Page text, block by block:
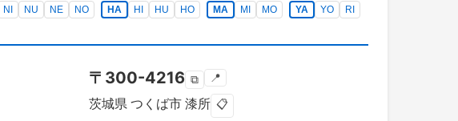
NI NU NE NO HA HI HU HO MA MI MO YA YO
RI
〒 300-4216 ⧉ 📍
茨城県 つくば市 漆所 📋